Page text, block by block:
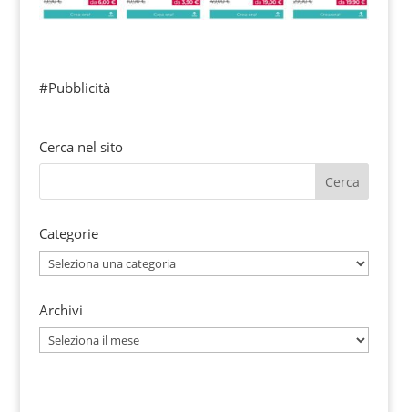
#Pubblicità
Cerca nel sito
Categorie
Categorie
Archivi
Archivi